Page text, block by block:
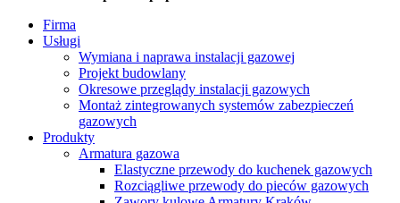
Firma
Usługi
Wymiana i naprawa instalacji gazowej
Projekt budowlany
Okresowe przeglądy instalacji gazowych
Montaż zintegrowanych systemów zabezpieczeń
gazowych
Produkty
Armatura gazowa
Elastyczne przewody do kuchenek gazowych
Rozciągliwe przewody do pieców gazowych